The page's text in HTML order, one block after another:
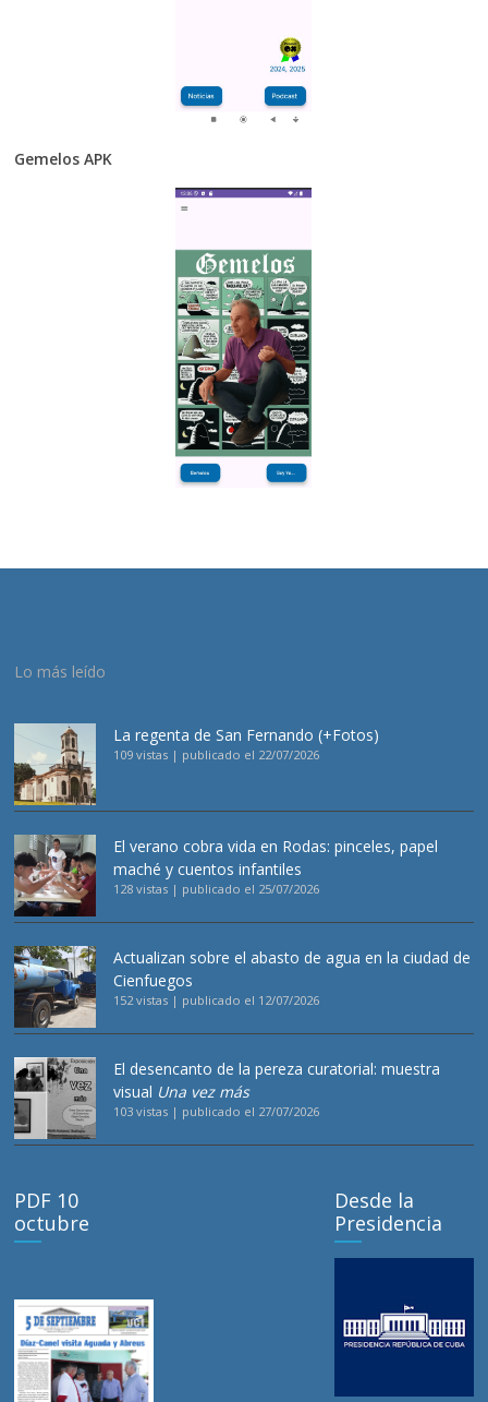
Gemelos APK
Lo más leído
La regenta de San Fernando (+Fotos)
109 vistas | publicado el 22/07/2026
El verano cobra vida en Rodas: pinceles, papel
maché y cuentos infantiles
128 vistas | publicado el 25/07/2026
Actualizan sobre el abasto de agua en la ciudad de
Cienfuegos
152 vistas | publicado el 12/07/2026
El desencanto de la pereza curatorial: muestra
visual Una vez más
103 vistas | publicado el 27/07/2026
PDF 10
octubre
Desde la
Presidencia